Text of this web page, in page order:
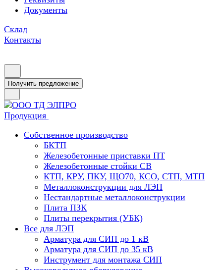
Документы
Склад
Контакты
Получить предложение
Продукция
Собственное производство
БКТП
Железобетонные приставки ПТ
Железобетонные стойки СВ
КТП, КРУ, ПКУ, ЩО70, КСО, СТП, МТП
Металлоконструкции для ЛЭП
Нестандартные металлоконструкции
Плита ПЗК
Плиты перекрытия (УБК)
Все для ЛЭП
Арматура для СИП до 1 кВ
Арматура для СИП до 35 кВ
Инструмент для монтажа СИП